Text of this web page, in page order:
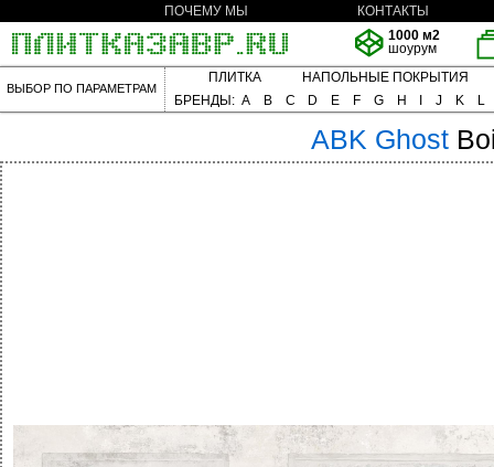
ПОЧЕМУ МЫ
КОНТАКТЫ
1000 м2
шоурум
ВЫБОР ПО ПАРАМЕТРАМ
ПЛИТКА
НАПОЛЬНЫЕ ПОКРЫТИЯ
БРЕНДЫ: A B C D E F G H J K L
ABK Ghost